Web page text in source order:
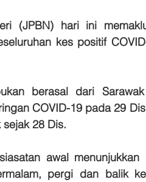
(JPBN) hari ini
kes positif
berasal dari
COVID-19 pada 29
28 Dis.
awal menunjukkan
pergi dan balik